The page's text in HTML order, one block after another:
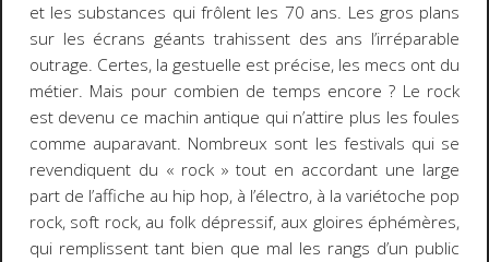
et les substances qui frôlent les 70 ans. Les gros plans
sur les écrans géants trahissent des ans l’irréparable
outrage. Certes, la gestuelle est précise, les mecs ont du
métier. Mais pour combien de temps encore ? Le rock
est devenu ce machin antique qui n’attire plus les foules
comme auparavant. Nombreux sont les festivals qui se
revendiquent du « rock » tout en accordant une large
part de l’affiche au hip hop, à l’électro, à la variétoche pop
rock, soft rock, au folk dépressif, aux gloires éphémères,
qui remplissent tant bien que mal les rangs d’un public